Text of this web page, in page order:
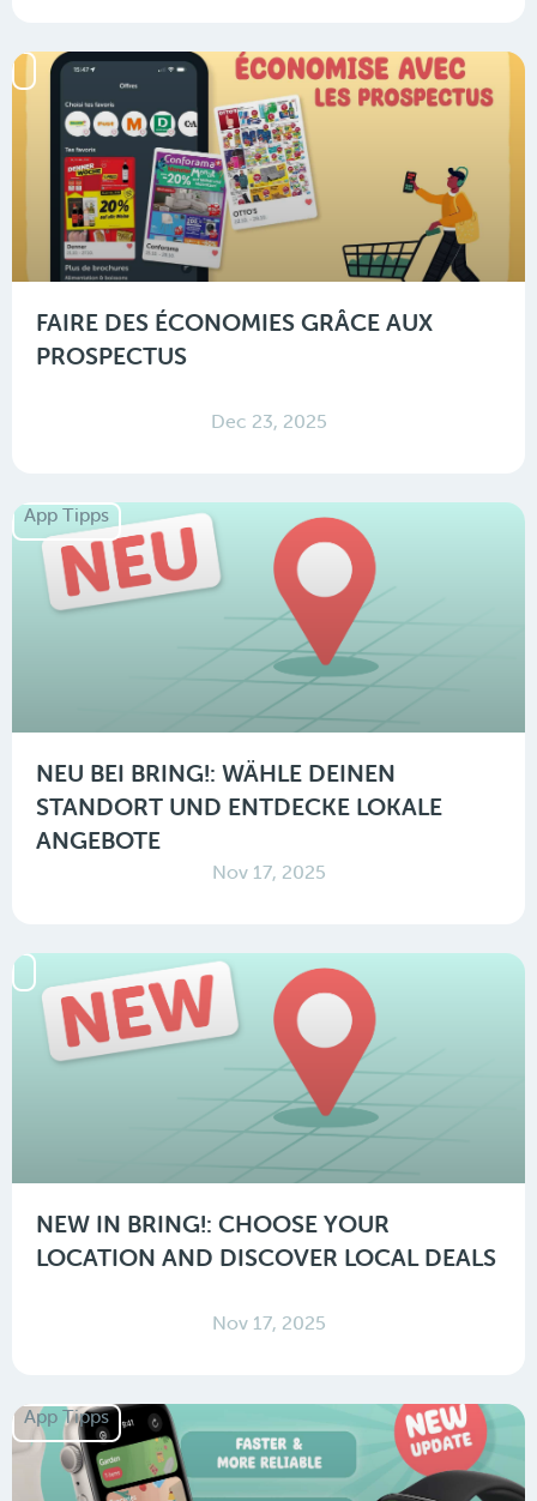
FAIRE DES ÉCONOMIES GRÂCE AUX
PROSPECTUS
Dec 23, 2025
App Tipps
NEU BEI BRING!: WÄHLE DEINEN
STANDORT UND ENTDECKE LOKALE
ANGEBOTE
Nov 17, 2025
NEW IN BRING!: CHOOSE YOUR
LOCATION AND DISCOVER LOCAL DEALS
Nov 17, 2025
App Tipps